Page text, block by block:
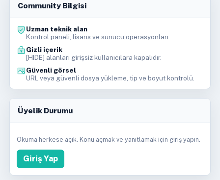
Community Bilgisi
Uzman teknik alan
Kontrol paneli, lisans ve sunucu operasyonları.
Gizli içerik
[HIDE] alanları girişsiz kullanıcılara kapalıdır.
Güvenli görsel
URL veya güvenli dosya yükleme, tip ve boyut kontrolü.
Üyelik Durumu
Okuma herkese açık. Konu açmak ve yanıtlamak için giriş yapın.
Giriş Yap